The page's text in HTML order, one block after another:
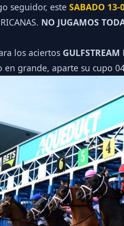
seguidor, este SABADO 13-
NO JUGAMOS
los aciertos
en grande, aparte su cupo